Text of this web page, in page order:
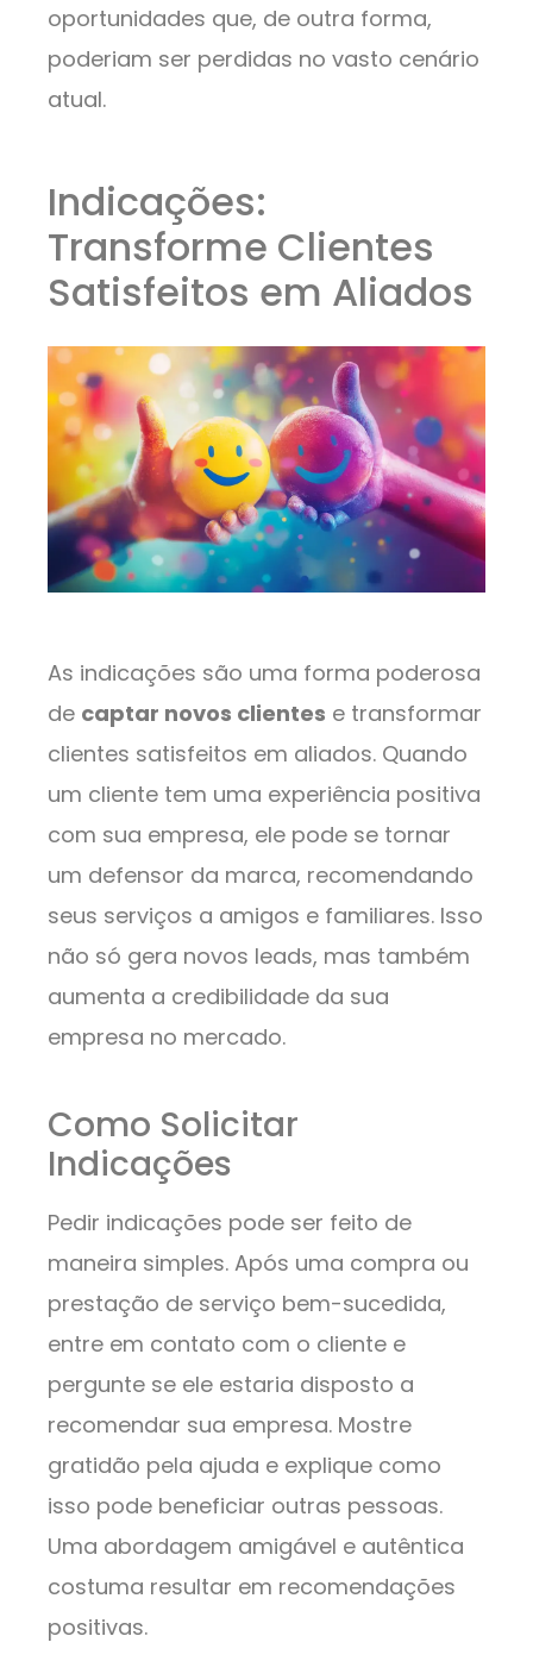
oportunidades que, de outra forma,
poderiam ser perdidas no vasto cenário
atual.
Indicações:
Transforme Clientes
Satisfeitos em Aliados
As indicações são uma forma poderosa
de captar novos clientes e transformar
clientes satisfeitos em aliados. Quando
um cliente tem uma experiência positiva
com sua empresa, ele pode se tornar
um defensor da marca, recomendando
seus serviços a amigos e familiares. Isso
não só gera novos leads, mas também
aumenta a credibilidade da sua
empresa no mercado.
Como Solicitar
Indicações
Pedir indicações pode ser feito de
maneira simples. Após uma compra ou
prestação de serviço bem-sucedida,
entre em contato com o cliente e
pergunte se ele estaria disposto a
recomendar sua empresa. Mostre
gratidão pela ajuda e explique como
isso pode beneficiar outras pessoas.
Uma abordagem amigável e autêntica
costuma resultar em recomendações
positivas.